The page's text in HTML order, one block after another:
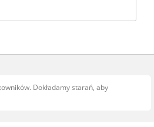
Dokładamy starań, aby